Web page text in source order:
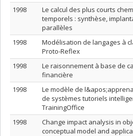
1998
Le calcul des plus courts
temporels : synthèse,
parallèles
1998
Modélisation de langages à
Proto-Reflex
1998
Le raisonnement à base de
financière
1998
Le modèle de
de systèmes tutoriels
TrainingOffice
1998
Change impact analysis in
conceptual model and